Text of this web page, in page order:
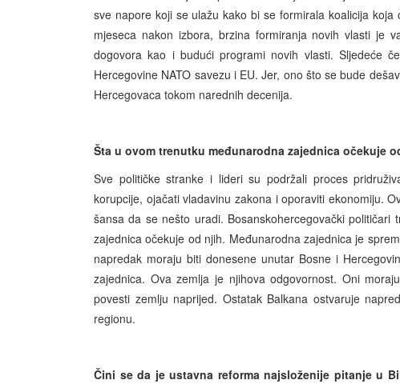
sve napore koji se ulažu kako bi se formirala koalicija
mjeseca nakon izbora, brzina formiranja novih vlasti je
dogovora kao i budući programi novih vlasti. Sljedeće
Hercegovine NATO savezu i EU. Jer, ono što se bude
Hercegovaca tokom narednih decenija.
Šta u ovom trenutku međunarodna zajednica očekuje
Sve političke stranke i lideri su podržali proces
korupcije, ojačati vladavinu zakona i oporaviti ekonomiju.
šansa da se nešto uradi. Bosanskohercegovački
zajednica očekuje od njih. Međunarodna zajednica je
napredak moraju biti donesene unutar Bosne i
zajednica. Ova zemlja je njihova odgovornost. Oni
povesti zemlju naprijed. Ostatak Balkana ostvaruje
regionu.
Čini se da je ustavna reforma najsloženije pitanje u